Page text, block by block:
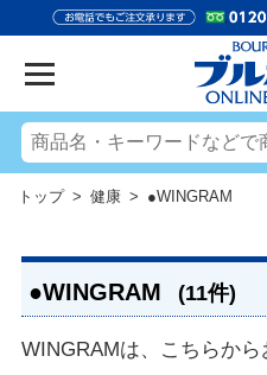
トップ> 健康 > ●WINGRAM
●WINGRAM (11件)
WINGRAMは、こちらか